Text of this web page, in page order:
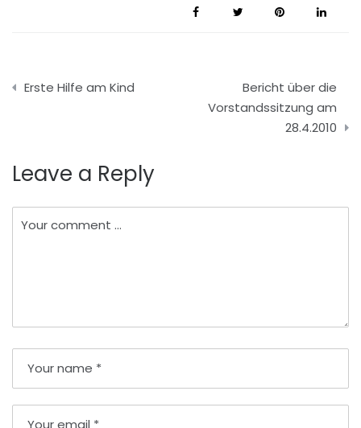
Beitragsnavigation
Erste Hilfe am Kind
Bericht über die
Vorstandssitzung am
28.4.2010
Leave a Reply